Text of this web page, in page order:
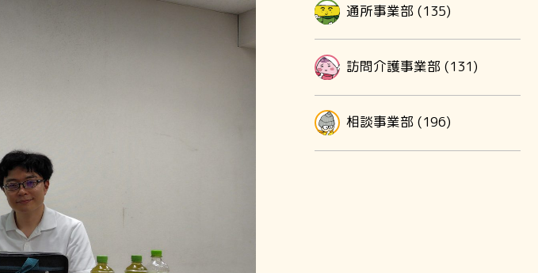
通所事業部 (135)
訪問介護事業部 (131)
相談事業部 (196)